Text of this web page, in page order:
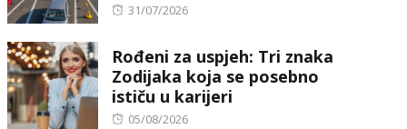
Posted
31/07/2026
Rođeni za uspjeh: Tri znaka
Zodijaka koja se posebno
ističu u karijeri
Posted
05/08/2026